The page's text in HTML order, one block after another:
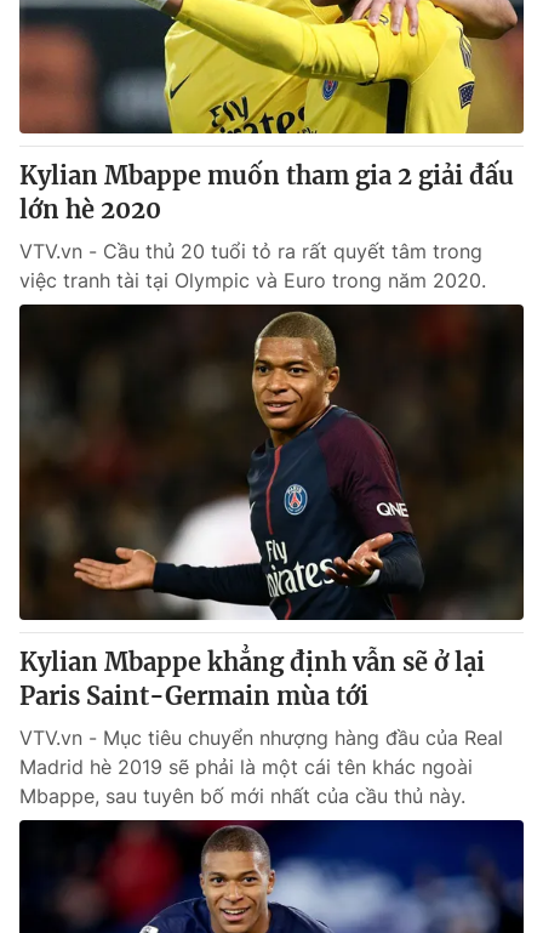
Kylian Mbappe muốn tham gia 2 giải đấu
lớn hè 2020
VTV.vn - Cầu thủ 20 tuổi tỏ ra rất quyết tâm trong
việc tranh tài tại Olympic và Euro trong năm 2020.
Kylian Mbappe khẳng định vẫn sẽ ở lại
Paris Saint-Germain mùa tới
VTV.vn - Mục tiêu chuyển nhượng hàng đầu của Real
Madrid hè 2019 sẽ phải là một cái tên khác ngoài
Mbappe, sau tuyên bố mới nhất của cầu thủ này.